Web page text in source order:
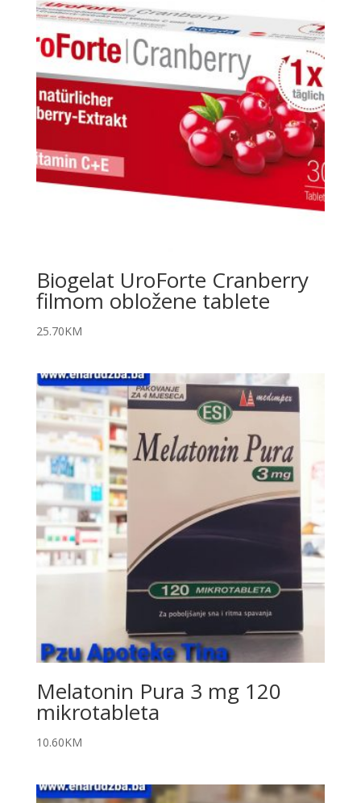
Biogelat UroForte Cranberry
filmom obložene tablete
25.70KM
Melatonin Pura 3 mg 120
mikrotableta
10.60KM